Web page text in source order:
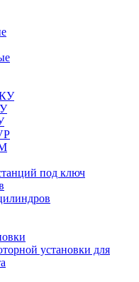
под ключ
установки для